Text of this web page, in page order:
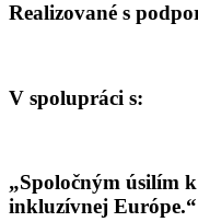
Realizované s
V spolupráci s:
„Spoločným úsilím
inkluzívnej Európe.“